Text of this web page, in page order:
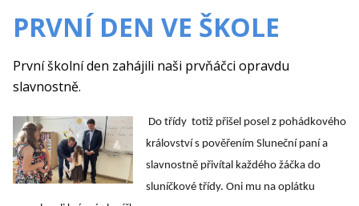
PRVNÍ DEN VE ŠKOLE
První školní den zahájili naši prvňáčci opravdu
slavnostně.
Do třídy totiž přišel posel z pohádkového
království s pověřením Sluneční paní a
slavnostně přivítal každého žáčka do
sluníčkové třídy. Oni mu na oplátku